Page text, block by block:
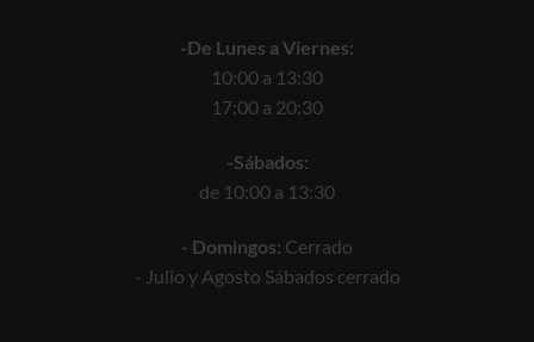
-De Lunes a Viernes:
10:00 a 13:30
17:00 a 20:30
-Sábados:
de 10:00 a 13:30
- Domingos: Cerrado
- Julio y Agosto Sábados cerrado